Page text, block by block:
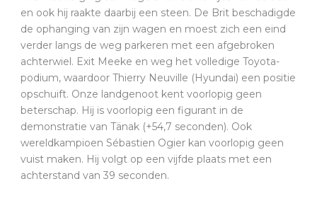
en ook hij raakte daarbij een steen. De Brit beschadigde
de ophanging van zijn wagen en moest zich een eind
verder langs de weg parkeren met een afgebroken
achterwiel. Exit Meeke en weg het volledige Toyota-
podium, waardoor Thierry Neuville (Hyundai) een positie
opschuift. Onze landgenoot kent voorlopig geen
beterschap. Hij is voorlopig een figurant in de
demonstratie van Tänak (+54,7 seconden). Ook
wereldkampioen Sébastien Ogier kan voorlopig geen
vuist maken. Hij volgt op een vijfde plaats met een
achterstand van 39 seconden.